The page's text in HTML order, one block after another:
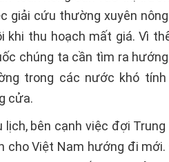
giải cứu thường xuyên
khi thu hoạch mất giá. Vì
chúng ta cần tìm ra
trong các nước khó
cửa.
lịch, bên cạnh việc đợi
cho Việt Nam hướng đi